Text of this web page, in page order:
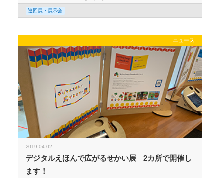
巡回展・展示会
ニュース
2019.04.02
デジタルえほんで広がるせかい展 2カ所で開催し
ます！